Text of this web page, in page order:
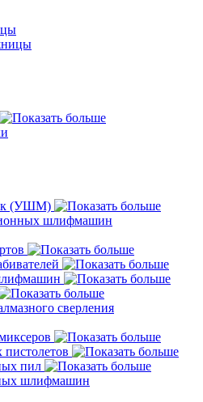
(УШМ)
шлифмашин
сверления
пистолетов
пил
шлифмашин